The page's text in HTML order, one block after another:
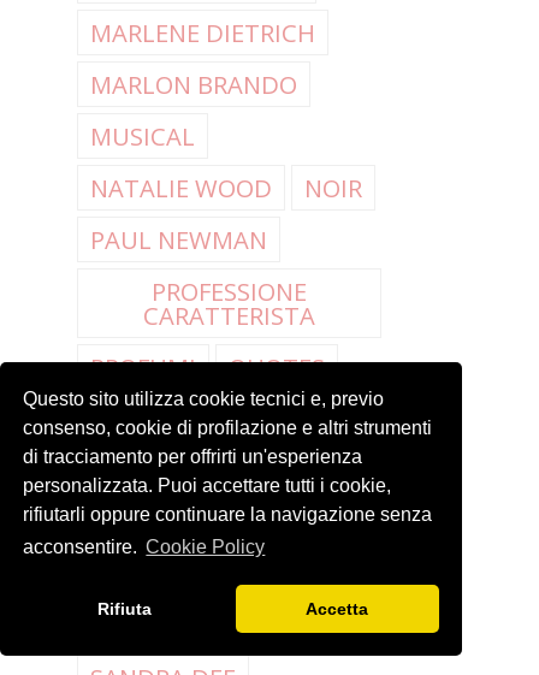
Questo sito utilizza cookie tecnici e, previo
consenso, cookie di profilazione e altri strumenti
di tracciamento per offrirti un'esperienza
personalizzata. Puoi accettare tutti i cookie,
rifiutarli oppure continuare la navigazione senza
acconsentire. Cookie Policy
Rifiuta Accetta
MARLENE DIETRICH
MARLON BRANDO
MUSICAL
NATALIE WOOD
NOIR
PAUL NEWMAN
PROFESSIONE
CARATTERISTA
PROFUMI
QUOTES
RAY MILLAND
RISTORANTI
RITA HAYWORTH
ROCK HUDSON